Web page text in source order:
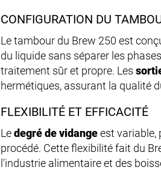
CONFIGURATION DU
Le tambour du Brew 250 est
du liquide sans séparer les
traitement sûr et propre. Les
hermétiques, assurant la qualité
FLEXIBILITÉ ET EFFICACITÉ
Ledegré de vidangeest variable,
procédé. Cette flexibilité fait du
l'industrie alimentaire et des